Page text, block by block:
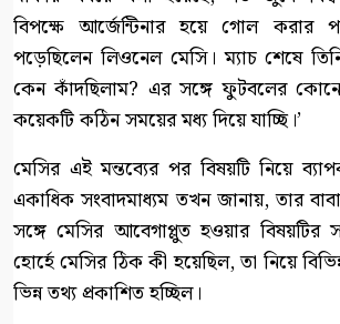
বিপক্ষে আর্জেন্টিনার হয়ে গোল করার
পড়েছিলেন লিওনেল মেসি। ম্যাচ শেষে
কেন কাঁদছিলাম? এর সঙ্গে ফুটবলের
কয়েকটি কঠিন সময়ের মধ্য দিয়ে যাচ্ছি।’
মেসির এই মন্তব্যের পর বিষয়টি নিয়ে
একাধিক সংবাদমাধ্যম তখন জানায়, তার
সঙ্গে মেসির আবেগাপ্লুত হওয়ার বিষয়টির
হোর্হে মেসির ঠিক কী হয়েছিল, তা নিয়ে
ভিন্ন তথ্য প্রকাশিত হচ্ছিল।